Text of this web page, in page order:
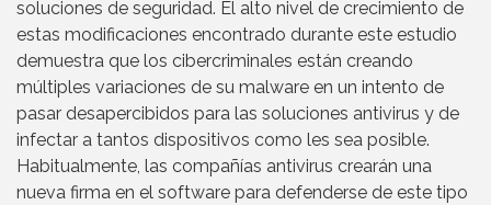
soluciones de seguridad. El alto nivel de crecimiento de
estas modificaciones encontrado durante este estudio
demuestra que los cibercriminales están creando
múltiples variaciones de su malware en un intento de
pasar desapercibidos para las soluciones antivirus y de
infectar a tantos dispositivos como les sea posible.
Habitualmente, las compañías antivirus crearán una
nueva firma en el software para defenderse de este tipo